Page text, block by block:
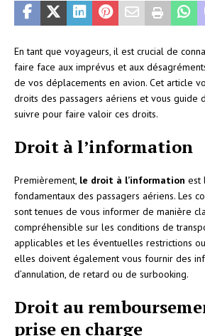
En tant que voyageurs, il est crucial de
faire face aux imprévus et aux
de vos déplacements en avion. Cet article
droits des passagers aériens et vous guide
suivre pour faire valoir ces droits.
Droit à l’information
Premièrement, le droit à l’information est
fondamentaux des passagers aériens. Les
sont tenues de vous informer de manière
compréhensible sur les conditions de
applicables et les éventuelles restrictions
elles doivent également vous fournir des
d’annulation, de retard ou de surbooking.
Droit au
prise en charge